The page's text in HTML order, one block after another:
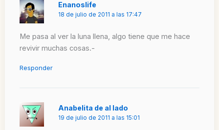
Enanoslife
18 de julio de 2011 a las 17:47
Me pasa al ver la luna llena, algo tiene que me hace
revivir muchas cosas.-
Responder
Anabelita de al lado
19 de julio de 2011 a las 15:01